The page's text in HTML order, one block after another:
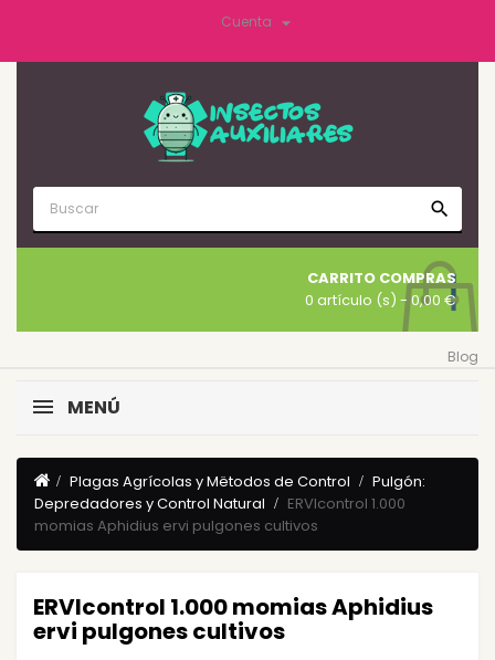
Cuenta 
search
CARRITO COMPRAS
0 artículo (s) - 0,00 €
Blog
MENÚ
Plagas Agrícolas y Mëtodos de Control
Pulgón:
Depredadores y Control Natural
ERVIcontrol 1.000
momias Aphidius ervi pulgones cultivos
ERVIcontrol 1.000 momias Aphidius
ervi pulgones cultivos